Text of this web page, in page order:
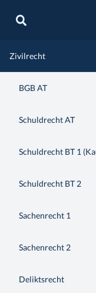
Zivilrecht
BGB AT
Schuldrecht AT
Schuldrecht BT 1
Schuldrecht BT 2
Sachenrecht 1
Sachenrecht 2
Deliktsrecht